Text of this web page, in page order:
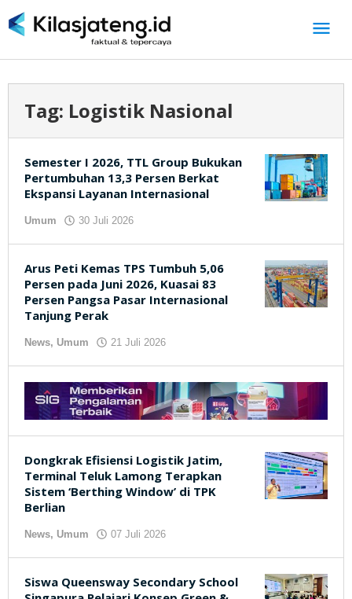
ke
Tag: Logistik Nasional
Semester I 2026, TTL Group Bukukan
Pertumbuhan 13,3 Persen Berkat
Ekspansi Layanan Internasional
Umum 30 Juli 2026
Arus Peti Kemas TPS Tumbuh 5,06
Persen pada Juni 2026, Kuasai 83
Persen Pangsa Pasar Internasional
Tanjung Perak
News, Umum 21 Juli 2026
Dongkrak Efisiensi Logistik Jatim,
Terminal Teluk Lamong Terapkan
Sistem ‘Berthing Window’ di TPK
Berlian
News, Umum 07 Juli 2026
Siswa Queensway Secondary School